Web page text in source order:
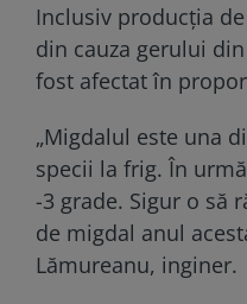
Inclusiv producția
din cauza gerului
fost afectat în
„Migdalul este una
specii la frig. În
-3 grade. Sigur o să
de migdal anul
Lămureanu, inginer.